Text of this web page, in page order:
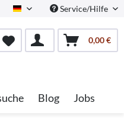
German Service/Hilfe
0,00 €
Blog Jobs